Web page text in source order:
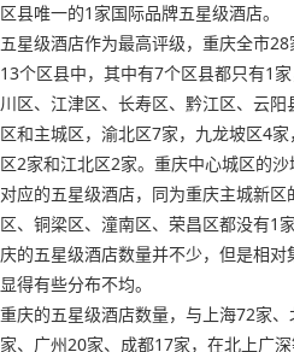
区县唯一的1家国际品牌五星级酒店。
五星级酒店作为最高评级，重庆全市
13个区县中，其中有7个区县都只有1
川区、江津区、长寿区、黔江区、云
区和主城区，渝北区7家，九龙坡区4
区2家和江北区2家。重庆中心城区的
对应的五星级酒店，同为重庆主城新
区、铜梁区、潼南区、荣昌区都没有1
庆的五星级酒店数量并不少，但是相
显得有些分布不均。
重庆的五星级酒店数量，与上海72家
家、广州20家、成都17家，在北上广